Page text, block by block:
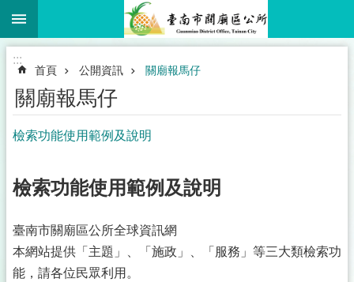
跳到主要內容區塊
:::
首頁 公開資訊 關廟報馬仔
關廟報馬仔
檢索功能使用範例及說明
檢索功能使用範例及說明
臺南市關廟區公所全球資訊網
本網站提供「主題」、「施政」、「服務」等三大類檢索功
能，請各位民眾利用。